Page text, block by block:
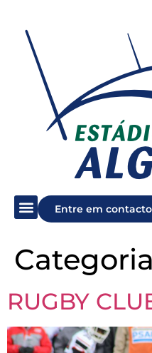
Entre em contacto
RUGBY